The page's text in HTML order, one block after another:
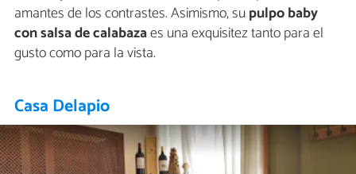
amantes de los contrastes. Asimismo, supulpo baby
con salsa de calabazaes una exquisitez tanto para el
gusto como para la vista.
Casa Delapio